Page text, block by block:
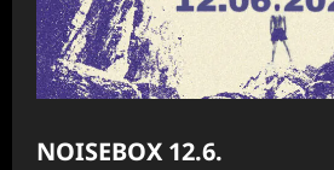
NOISEBOX 12.6.